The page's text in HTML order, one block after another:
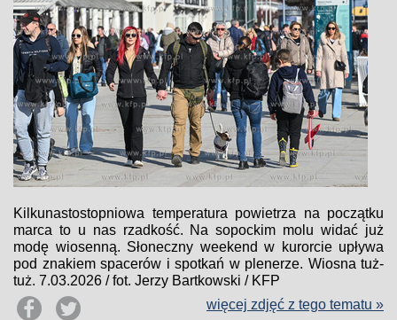
Kilkunastostopniowa temperatura powietrza na początku
marca to u nas rzadkość. Na sopockim molu widać już
modę wiosenną. Słoneczny weekend w kurorcie upływa
pod znakiem spacerów i spotkań w plenerze. Wiosna tuż-
tuż. 7.03.2026 / fot. Jerzy Bartkowski / KFP
więcej zdjęć z tego tematu »